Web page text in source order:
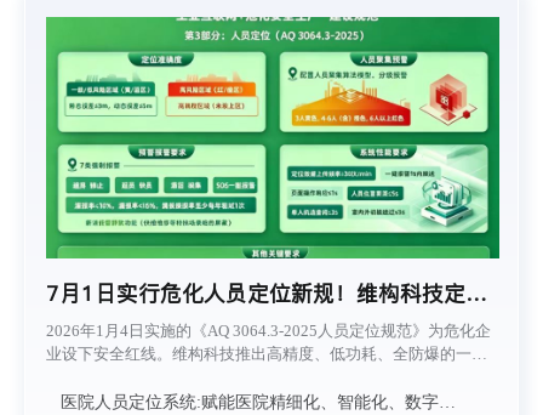
7月1日实行危化人员定位新规！维构科技定位
系统助力企业降本增效
2026年1月4日实施的《AQ 3064.3-2025人员定位规范》为危化企
业设下安全红线。维构科技推出高精度、低功耗、全防爆的一体
同，亚米级定位覆盖高风险区，低成本快速升级，助企业一个月
医院人员定位系统:赋能医院精细化、智能化、数字化